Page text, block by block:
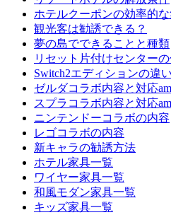
ホテルクーポンの効率的
観光客は勧誘できる？
夢の島でできることと種類
リセット片付けセンター
Switch2エディションの違い
ゼルダコラボ内容と対応
スプラコラボ内容と対応
ニンテンドーコラボの内容
レゴコラボの内容
新キャラの勧誘方法
ホテル家具一覧
ワイヤー家具一覧
和風モダン家具一覧
キッズ家具一覧